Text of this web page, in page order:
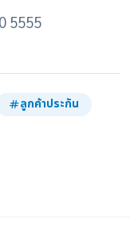
5555
ลูกค้าประกัน